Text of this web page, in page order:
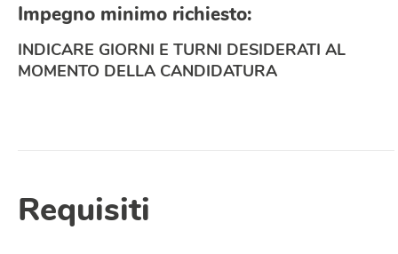
Impegno minimo richiesto:
INDICARE GIORNI E TURNI DESIDERATI AL
MOMENTO DELLA CANDIDATURA
Requisiti